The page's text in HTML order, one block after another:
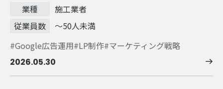
業種
施工業者
従業員数
～50人未満
Google広告運用 LP制作 マーケティング戦略
2026.05.30